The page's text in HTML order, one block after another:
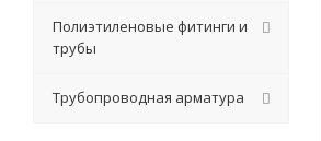
Полиэтиленовые фитинги и
трубы
Трубопроводная арматура